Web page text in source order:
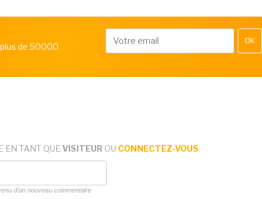
de 50000
OK
EN TANT QUE VISITEUR OU CONNECTEZ-VOUS
d'un nouveau commentaire